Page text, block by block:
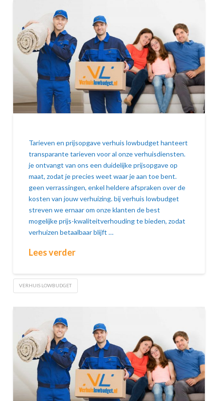
Tarieven en prijsopgave verhuis lowbudget hanteert
transparante tarieven voor al onze verhuisdiensten.
je ontvangt van ons een duidelijke prijsopgave op
maat, zodat je precies weet waar je aan toe bent.
geen verrassingen, enkel heldere afspraken over de
kosten van jouw verhuizing. bij verhuis lowbudget
streven we ernaar om onze klanten de best
mogelijke prijs-kwaliteitverhouding te bieden, zodat
verhuizen betaalbaar blijft …
Lees verder
VERHUIS LOWBUDGET